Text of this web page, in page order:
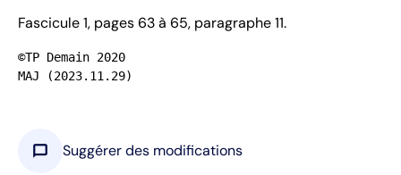
Fascicule 1, pages 63 à 65, paragraphe 11.
©TP Demain 2020
MAJ (2023.11.29)
chat_bubble Suggérer des modifications